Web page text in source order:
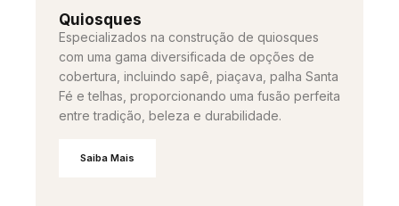
Quiosques
Especializados na construção de quiosques
com uma gama diversificada de opções de
cobertura, incluindo sapê, piaçava, palha Santa
Fé e telhas, proporcionando uma fusão perfeita
entre tradição, beleza e durabilidade.
Saiba Mais